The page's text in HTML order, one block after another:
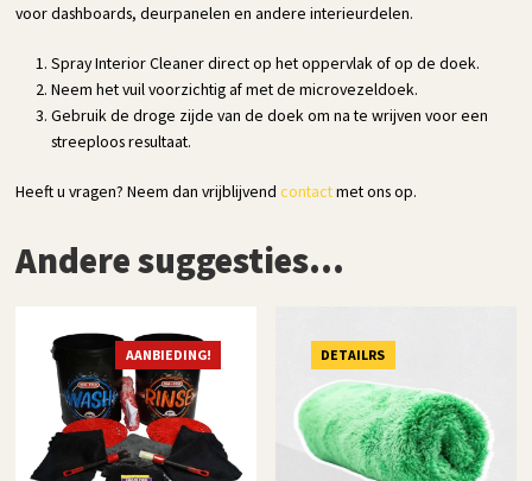
voor dashboards, deurpanelen en andere interieurdelen.
Spray Interior Cleaner direct op het oppervlak of op de doek.
Neem het vuil voorzichtig af met de microvezeldoek.
Gebruik de droge zijde van de doek om na te wrijven voor een
streeploos resultaat.
Heeft u vragen? Neem dan vrijblijvendcontactmet ons op.
Andere suggesties…
AANBIEDING! DETAILRS